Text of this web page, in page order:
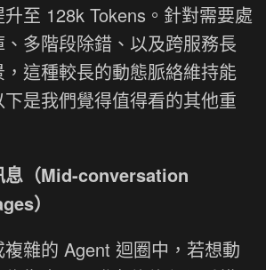
至 128k Tokens。針對需要處
多階段除錯、以及跨服務長
這種較長的動態脈絡維持能
是我們覺得值得看的其他重
息（Mid-conversation
）
雜的 Agent 迴圈中，若想動